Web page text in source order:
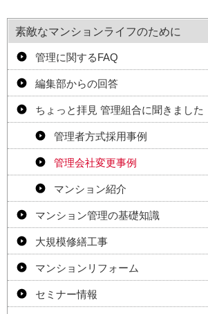
素敵なマンションライフのために
管理に関するFAQ
編集部からの回答
ちょっと拝見 管理組合に聞きました
管理者方式採用事例
管理会社変更事例
マンション紹介
マンション管理の基礎知識
大規模修繕工事
マンションリフォーム
セミナー情報